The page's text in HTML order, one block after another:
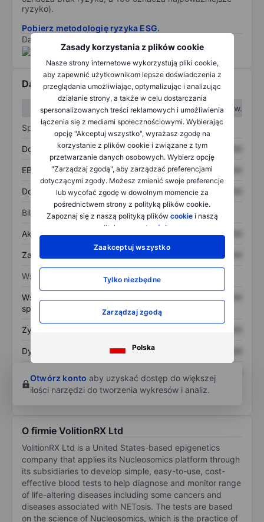
Zasady korzystania z plików cookie
Nasze strony internetowe wykorzystują pliki cookie,
aby zapewnić użytkownikom lepsze doświadczenia z
przeglądania umożliwiając, optymalizując i analizując
działanie strony, a także w celu dostarczania
spersonalizowanych treści reklamowych i umożliwienia
łączenia się z mediami społecznościowymi. Wybierając
opcję "Akceptuj wszystko", wyrażasz zgodę na
korzystanie z plików cookie i związane z tym
przetwarzanie danych osobowych. Wybierz opcję
"Zarządzaj zgodą", aby zarządzać preferencjami
dotyczącymi zgody. Możesz zmienić swoje preferencje
lub wycofać zgodę w dowolnym momencie za
pośrednictwem strony z polityką plików cookie.
Zapoznaj się z naszą polityką plików cookiei naszą
polityką
prywatności
Zaakceptuj wszystko
Tylko niezbędne
Zarządzaj zgodą
Polska
ryzyko).
Pobierz metodologię ryzyka ESG.
Dane dostarczone przez
Dane finansowe
W I kw.
W II kw.
Sprawozdanie z zysków
Dochód XXXXXXX XXXXXXX
EBITDA XXXXXXX XXXXXXX
Dochód netto XXXXXXX XXXXXXX
Bilans
Aktywa ogółem XXXXXXX XXXXXXX
Zadłużenie ogółem XXXXXXX XXXXXXX
Wskaźniki
Współczynnik cena do
sprzedaży
Zysk na akcję
Dywidenda na akcję XXXXXXX
własnego
Otwórz konto aby uzyskać dostęp do większej
ilości narzędzi do tworzenia wykresów i analiz.
O firmie VolitionRX Ltd
VolitionRX Ltd is a United States-based epigenetics
company that applies its Nucleosomics platform through
its subsidiaries to develop simple, easy-to-use, cost-
effective blood tests to help diagnose and monitor range
of life-altering diseases including some cancers and
diseases associated with NETosis. The tests are based
on the science of Nucleosomics, which is the practice of